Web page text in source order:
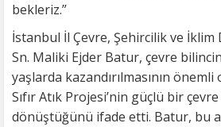
bekleriz.”
İstanbul İl Çevre, Şehircilik ve
Sn. Maliki Ejder Batur, çevre
yaşlarda kazandırılmasının
Sıfır Atık Projesi’nin güçlü bir
dönüştüğünü ifade etti. Batur, bu